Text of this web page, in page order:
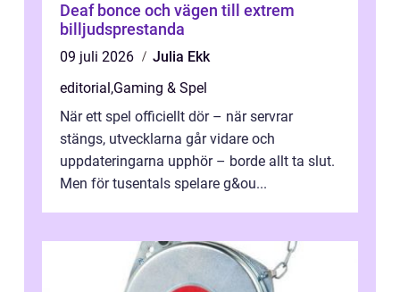
Deaf bonce och vägen till extrem
billjudsprestanda
09 juli 2026
Julia Ekk
editorial ,Gaming & Spel
När ett spel officiellt dör – när servrar
stängs, utvecklarna går vidare och
uppdateringarna upphör – borde allt ta slut.
Men för tusentals spelare g&ou...